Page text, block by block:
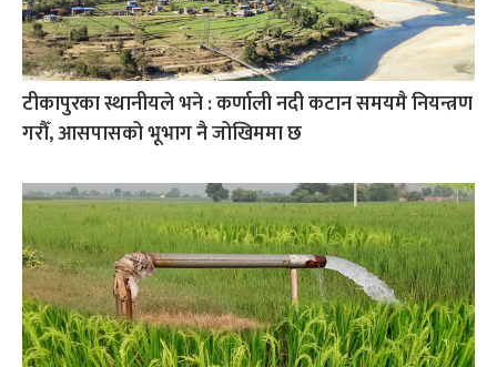
टीकापुरका स्थानीयले भने : कर्णाली नदी कटान समयमै नियन्त्रण
गरौँ, आसपासको भूभाग नै जोखिममा छ